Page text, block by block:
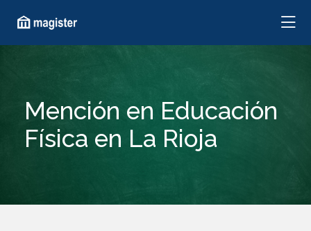
Mención en Educación
Física en La Rioja